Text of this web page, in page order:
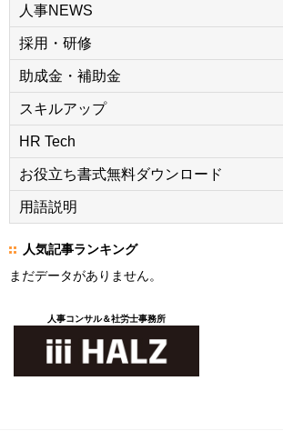
人事NEWS
採用・研修
助成金・補助金
スキルアップ
HR Tech
お役立ち書式無料ダウンロード
用語説明
人気記事ランキング
まだデータがありません。
人事コンサル＆社労士事務所